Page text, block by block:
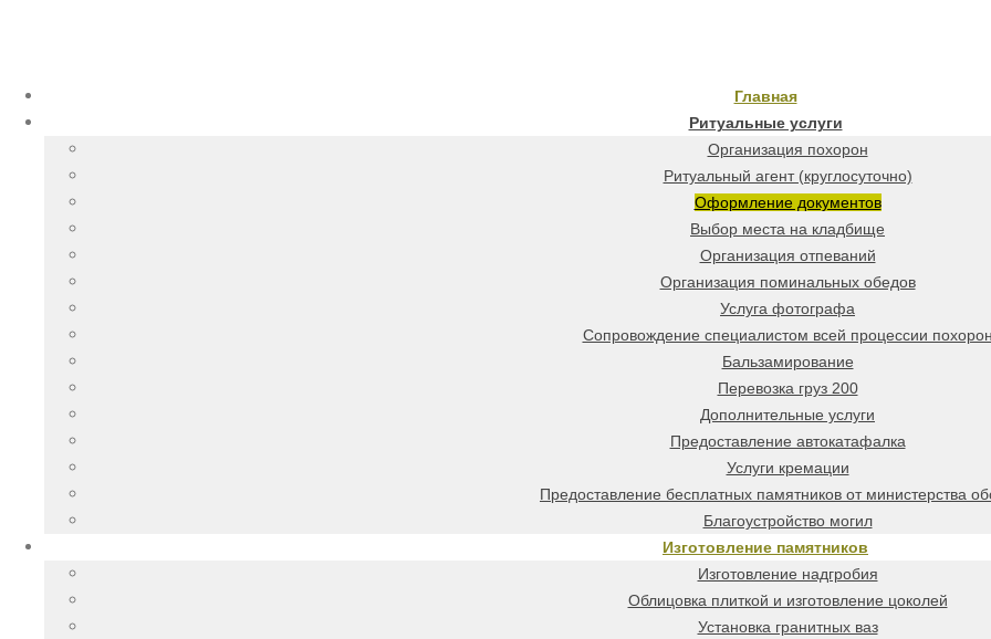
Главная
Ритуальные услуги
Организация похорон
Ритуальный агент (круглосуточно)
Оформление документов
Выбор места на кладбище
Организация отпеваний
Организация поминальных обедов
Услуга фотографа
Сопровождение специалистом всей процессии похорон
Бальзамирование
Перевозка груз 200
Дополнительные услуги
Предоставление автокатафалка
Услуги кремации
Предоставление бесплатных памятников от министерства
Благоустройство могил
Изготовление памятников
Изготовление надгробия
Облицовка плиткой и изготовление цоколей
Установка гранитных ваз